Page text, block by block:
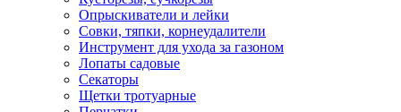
Опрыскиватели и лейки
Совки, тяпки, корнеудалители
Инструмент для ухода за газоном
Лопаты садовые
Секаторы
Щетки тротуарные